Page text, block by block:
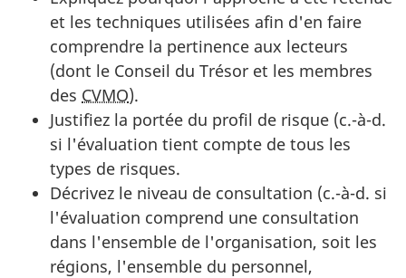
et les techniques utilisées afin d'en faire
comprendre la pertinence aux lecteurs
(dont le Conseil du Trésor et les membres
des CVMO).
Justifiez la portée du profil de risque (c.-à-d.
si l'évaluation tient compte de tous les
types de risques.
Décrivez le niveau de consultation (c.-à-d. si
l'évaluation comprend une consultation
dans l'ensemble de l'organisation, soit les
régions, l'ensemble du personnel,